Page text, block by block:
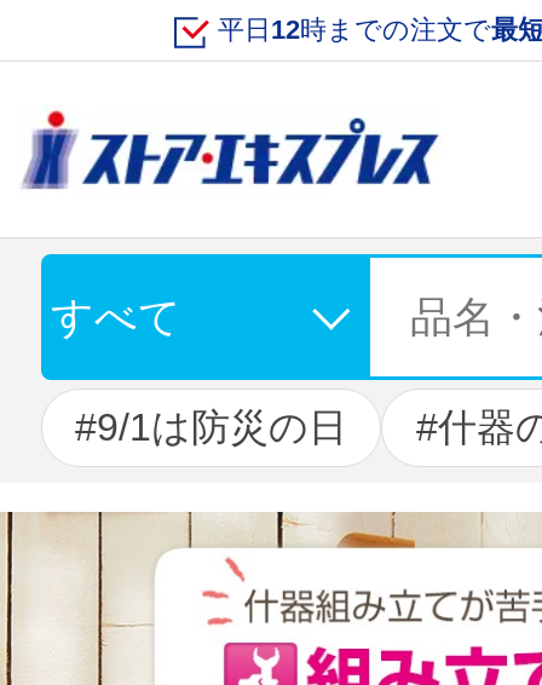
平日 12時までの注文で最
9/1は防災の日 什器のバーチャ
info地震の影響による
info 8/9-8/16